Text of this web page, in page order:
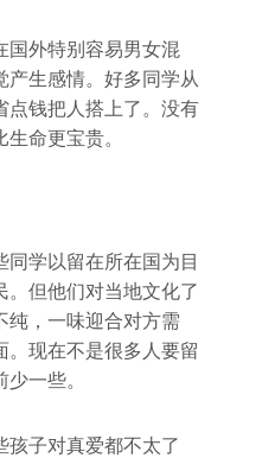
国外特别容易男女混
产生感情。好多同学从
点钱把人搭上了。没有
命更宝贵。
学以留在所在国为目
。但他们对当地文化了
纯，一味迎合对方需
。现在不是很多人要留
一些。
孩子对真爱都不太了